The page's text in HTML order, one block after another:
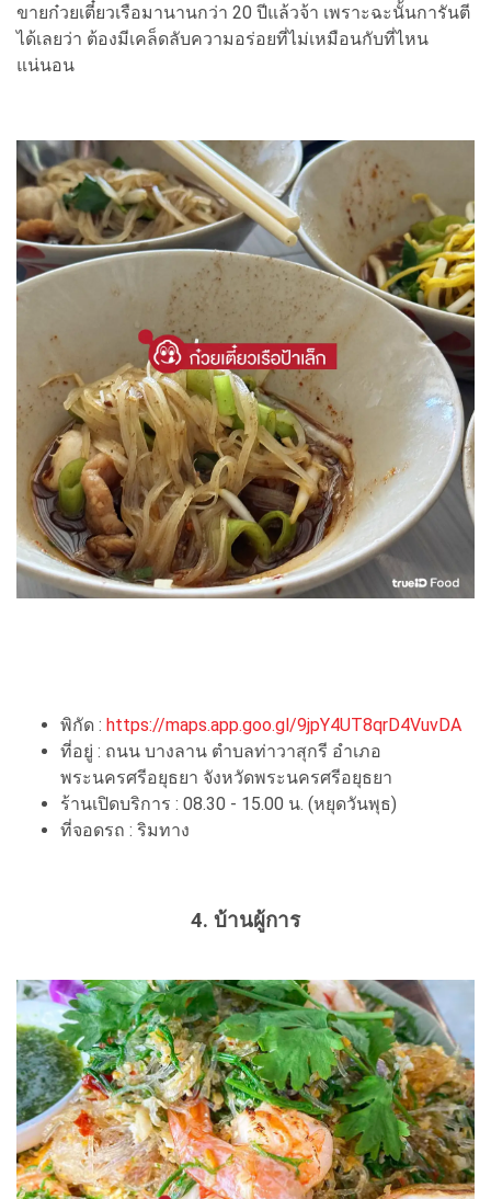
ขายก๋วยเตี๋ยวเรือมานานกว่า 20 ปีแล้วจ้า เพราะฉะนั้นการันตี
ได้เลยว่า ต้องมีเคล็ดลับความอร่อยที่ไม่เหมือนกับที่ไหน
แน่นอน
พิกัด : https://maps.app.goo.gl/9jpY4UT8qrD4VuvDA
ที่อยู่ : ถนน บางลาน ตำบลท่าวาสุกรี อำเภอ
พระนครศรีอยุธยา จังหวัดพระนครศรีอยุธยา
ร้านเปิดบริการ : 08.30 - 15.00 น. (หยุดวันพุธ)
ที่จอดรถ : ริมทาง
4. บ้านผู้การ